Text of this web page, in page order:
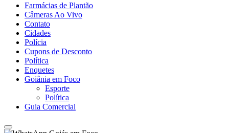
Farmácias de Plantão
Câmeras Ao Vivo
Contato
Cidades
Polícia
Cupons de Desconto
Política
Enquetes
Goiânia em Foco
Esporte
Política
Guia Comercial